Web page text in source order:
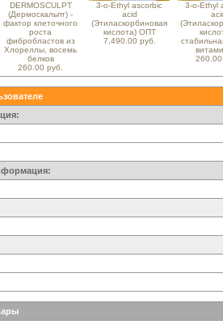
DERMOSCULPT
(Дермоскальпт) -
фактор клеточного
роста
фибробластов из
Хлореллы, восемь
белков
260.00 руб.
3-o-Ethyl ascorbic
acid
(Этиласкорбиновая
кислота) ОПТ
7,490.00 руб.
3-o-Ethyl